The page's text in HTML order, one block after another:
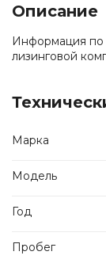
Описание
Информация по
лизинговой
Марка
Модель
Год
Пробег